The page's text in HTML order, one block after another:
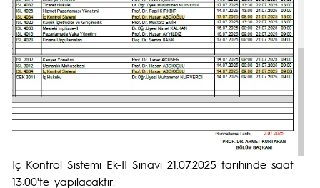
İç Kontrol Sistemi Ek-II Sınavı 21.07.2025 tarihinde saat
13:00'te yapılacaktır.